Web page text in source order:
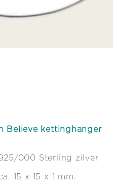
Believe kettinghanger
000 Sterling zilver
15 x 15 x 1 mm.